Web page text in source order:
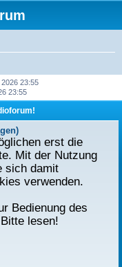
23:55
23:55
erst die
Mit der Nutzung
sich damit
verwenden.
Bedienung des
lesen!